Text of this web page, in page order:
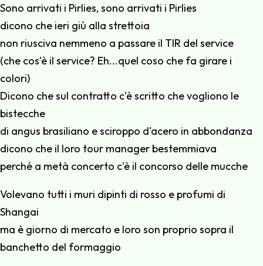
Sono arrivati i Pirlies, sono arrivati i Pirlies
dicono che ieri giù alla strettoia
non riusciva nemmeno a passare il TIR del service
(che cos'è il service? Eh...quel coso che fa girare i
colori)
Dicono che sul contratto c'è scritto che vogliono le
bistecche
di angus brasiliano e sciroppo d'acero in abbondanza
dicono che il loro tour manager bestemmiava
perché a metà concerto c'è il concorso delle mucche
Volevano tutti i muri dipinti di rosso e profumi di
Shangai
ma è giorno di mercato e loro son proprio sopra il
banchetto del formaggio